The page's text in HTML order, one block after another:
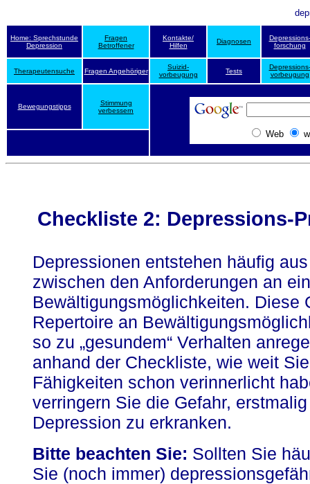
Home: Sprechstunde
Depression
Fragen
Betroffener
Kontakte/
Hilfen
Diagnosen
Depressions-
forschung
Therapeutensuche Fragen Angehöriger
Suizid-
vorbeugung
Tests
Depressions-
vorbeugung
Bewegungstipps
Stimmung
verbessern
Web
Checkliste 2: Depressions-
Depressionen entstehen häufig
zwischen den Anforderungen an
Bewältigungsmöglichkeiten. Diese
Repertoire an
so zu „gesundem“ Verhalten
anhand der Checkliste, wie weit
Fähigkeiten schon verinnerlicht
verringern Sie die Gefahr,
Depression zu erkranken.
Bitte beachten Sie: Sollten Sie
Sie (noch immer)